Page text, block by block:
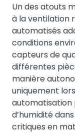
Un des atouts
à la ventilation
automatisés
conditions
capteurs de
différentes
manière
uniquement
automatisation
d’humidité
critiques en